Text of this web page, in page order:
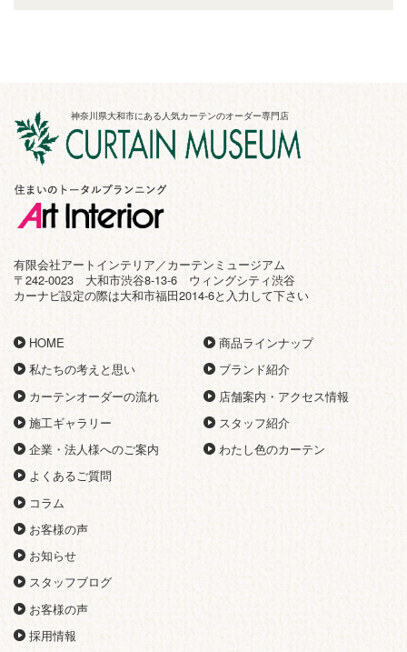
神奈川県大和市にある人気カーテンのオーダー専門店
有限会社アートインテリア／カーテンミュージアム
〒242-0023 大和市渋谷8-13-6 ウィングシティ渋谷
カーナビ設定の際は大和市福田2014-6と入力して下さい
HOME
私たちの考えと思い
カーテンオーダーの流れ
施工ギャラリー
企業・法人様へのご案内
よくあるご質問
コラム
商品ラインナップ
ブランド紹介
店舗案内・アクセス情報
スタッフ紹介
わたし色のカーテン
お客様の声
お知らせ
スタッフブログ
お客様の声
採用情報